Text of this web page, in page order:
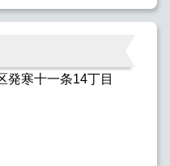
発寒十一条14丁目